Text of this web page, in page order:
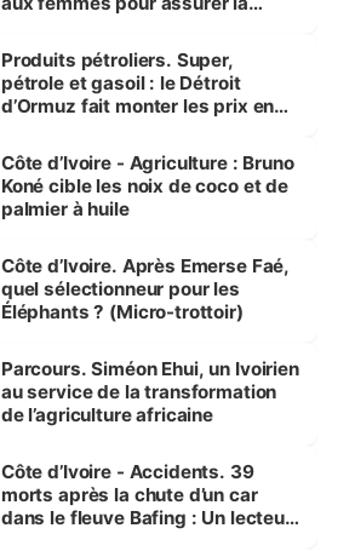
menacées
Produits pétroliers. Super,
pétrole et gasoil : le Détroit
d’Ormuz fait monter les prix en
Côte d’Ivoire - Agriculture : Bruno
Koné cible les noix de coco et de
palmier à huile
Côte d’Ivoire. Après Emerse Faé,
quel sélectionneur pour les
Éléphants ? (Micro-trottoir)
Parcours. Siméon Ehui, un Ivoirien
au service de la transformation
de l’agriculture africaine
Côte d’Ivoire - Accidents. 39
morts après la chute d’un car
dans le fleuve Bafing : Un lecteur